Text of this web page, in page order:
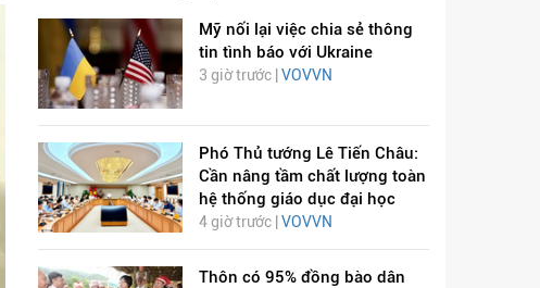
Mỹ nối lại việc chia sẻ thông
tin tình báo với Ukraine
3 giờ trước | VOVVN
Phó Thủ tướng Lê Tiến Châu:
Cần nâng tầm chất lượng toàn
hệ thống giáo dục đại học
4 giờ trước | VOVVN
Thôn có 95% đồng bào dân